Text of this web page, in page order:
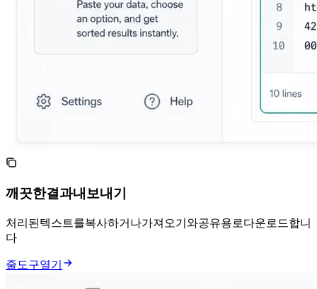
깨끗한 결과 내보내기
처리된 텍스트를 복사하거나 가져오기와 공유용 .txt로 다운로드합니
다.
줄 도구 열기